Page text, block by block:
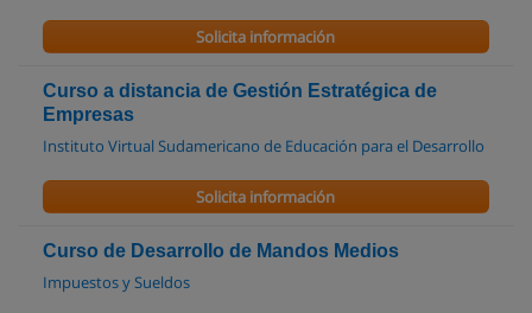
Solicita información
Curso a distancia de Gestión Estratégica de
Empresas
Instituto Virtual Sudamericano de Educación para el Desarrollo
Solicita información
Curso de Desarrollo de Mandos Medios
Impuestos y Sueldos